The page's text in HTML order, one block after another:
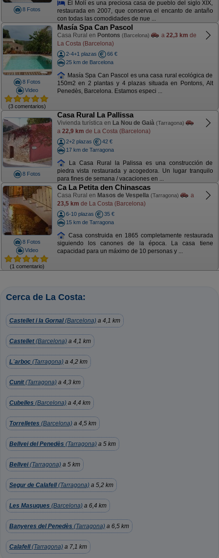
8 Fotos
El Molí es una preciosa casa de pueblo del siglo XIX,
restaurada en 2007, que conserva el encanto de antaño
con todas las comodidades de nue ...
8 Fotos
Video
(3 comentarios)
Masía Spa Can Pascol
Casa Rural en Pontons (Barcelona) a 22,3 km de
La Costa (Barcelona)
2-4+1 plazas
66 €
25 km de Barcelona
Masía Spa Can Pascol es una casa rural ecológica de
150m2 en 2 plantas y 4 plazas situada en Pontons, Alt
Penedès, Barcelona. Estamos especi ...
8 Fotos
Casa Rural La Pallissa
Vivienda turística en La Nou de Gaià (Tarragona)
a 22,9 km de La Costa (Barcelona)
2+2 plazas
42 €
17 km de Tarragona
La Casa Rural la Palissa es una construcción de
piedra vista restaurada y acogedora. Un lugar tranquilo
para fines de semana / vacaciones en ...
8 Fotos
Video
(1 comentario)
Ca La Petita den Chinascas
Casa Rural en Masos de Vespella (Tarragona)
a
23,5 km de La Costa (Barcelona)
6-10 plazas
35 €
15 km de Tarragona
Casa construida en 1865 completamente restaurada
siguiendo los canones de la época. La casa tiene
capacidad para un máximo de 10 personas y ...
Cerca de La Costa:
Castellet i la Gornal(Barcelona) a 4,1 km
Castellet(Barcelona) a 4,1 km
L´arboç (Tarragona) a 4,2 km
Cunit(Tarragona) a 4,3 km
Cubelles (Barcelona) a 4,4 km
Torrelletes (Barcelona) a 4,5 km
Bellvei del Penedès (Tarragona) a 5 km
Bellvei(Tarragona) a 5 km
Segur de Calafell(Tarragona) a 5,2 km
Les Masuques (Barcelona) a 6,4 km
Banyeres del Penedès (Tarragona) a 6,5 km
Calafell(Tarragona) a 7,1 km